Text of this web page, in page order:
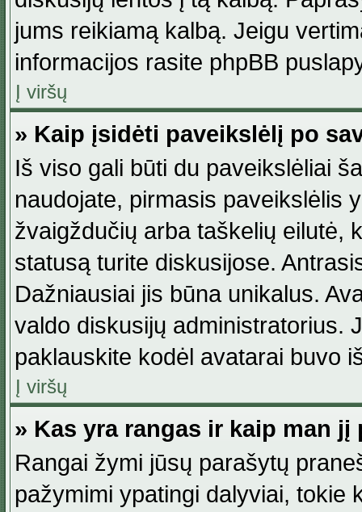
jums reikiamą kalbą. Jeigu
informacijos rasite phpBB
Į viršų
» Kaip įsidėti paveikslėlį po
Iš viso gali būti du paveikslėliai
naudojate, pirmasis paveikslėlis
žvaigždučių arba taškelių eilutė,
statusą turite diskusijose.
Dažniausiai jis būna unikalus.
valdo diskusijų administratorius.
paklauskite kodėl avatarai buvo
Į viršų
» Kas yra rangas ir kaip man jį
Rangai žymi jūsų parašytų
pažymimi ypatingi dalyviai, tokie